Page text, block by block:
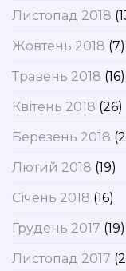
Листопад 2018
Жовтень 2018 (7)
Травень 2018 (16)
Квітень 2018 (26)
Березень 2018
Лютий 2018 (19)
Січень 2018 (16)
Грудень 2017 (19)
Листопад 2017